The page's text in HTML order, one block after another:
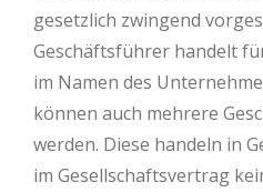
gesetzlich zwingend
Geschäftsführer handelt
im Namen des
können auch mehrere
werden. Diese handeln in
im Gesellschaftsvertrag